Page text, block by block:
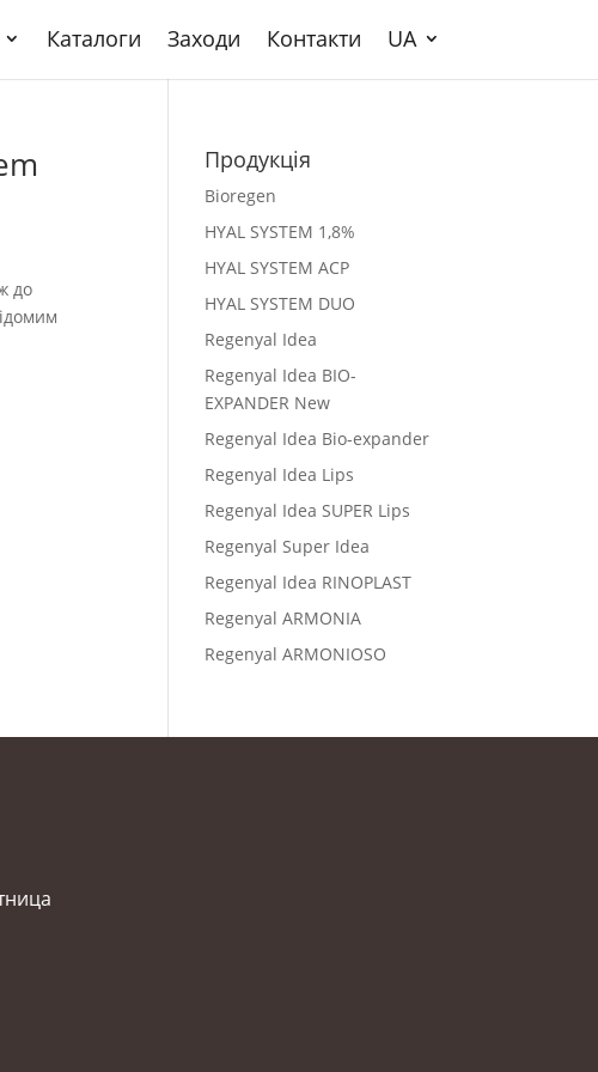
Каталоги Заходи Контакти UA
до
Продукція
Bioregen
HYAL SYSTEM 1,8%
HYAL SYSTEM ACP
HYAL SYSTEM DUO
Regenyal Idea
Regenyal Idea BIO-
EXPANDER New
Regenyal Idea Bio-expander
Regenyal Idea Lips
Regenyal Idea SUPER Lips
Regenyal Super Idea
Regenyal Idea RINOPLAST
Regenyal ARMONIA
Regenyal ARMONIOSO